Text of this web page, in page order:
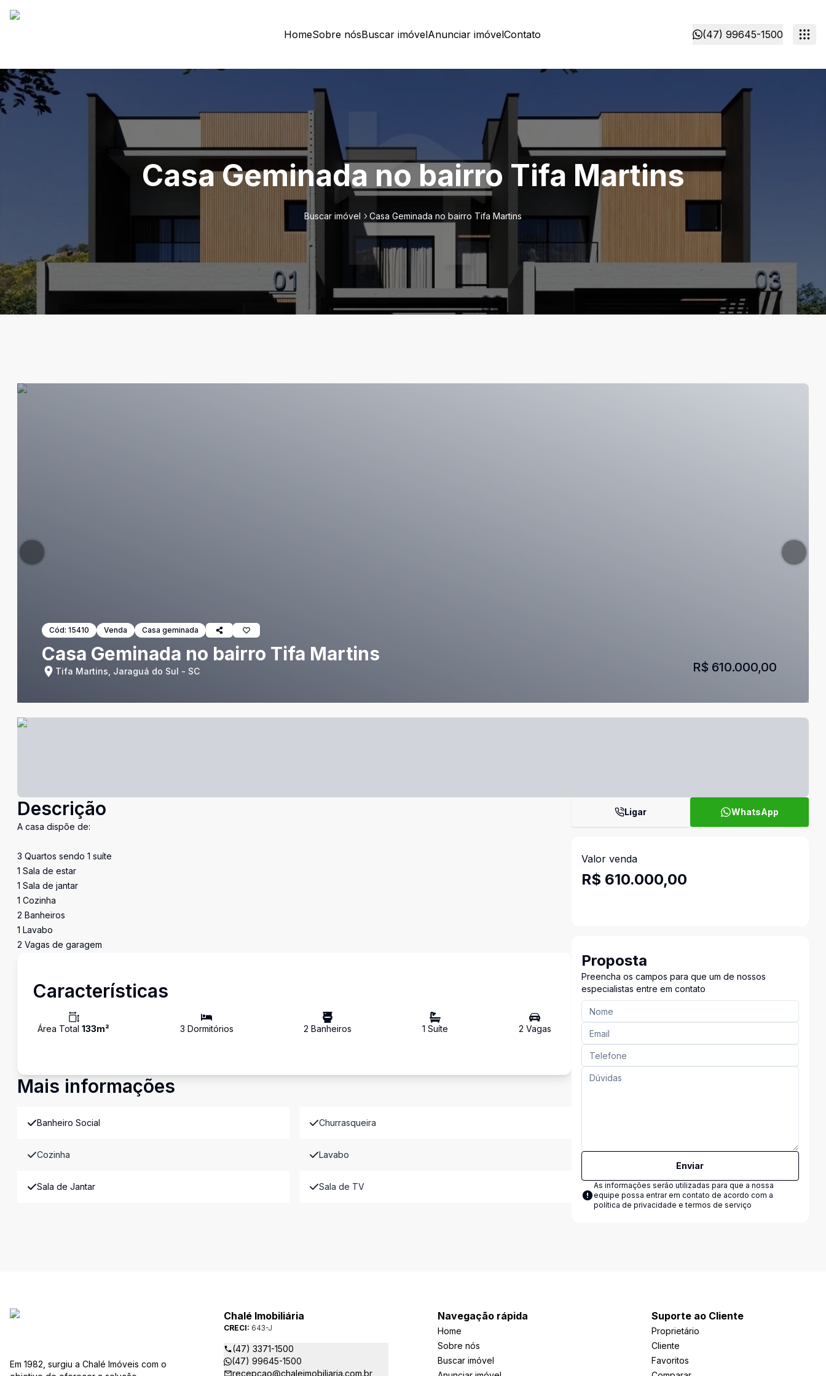
HomeSobre nósBuscar imóvelAnunciar imóvelContato (47) 99645-1500
Casa Geminada no bairro Tifa Martins
Buscar imóvel Casa Geminada no bairro Tifa Martins
Cód: 15410 Venda Casa geminada
Casa Geminada no bairro Tifa Martins
Tifa Martins, Jaraguá do Sul - SC R$ 610.000,00
Descrição
A casa dispõe de:
3 Quartos sendo 1 suíte
1 Sala de estar
1 Sala de jantar
1 Cozinha
2 Banheiros
1 Lavabo
2 Vagas de garagem
Características
Área Total 133m² 3 Dormitórios 2 Banheiros 1 Suíte 2 Vagas
Mais informações
Banheiro Social Churrasqueira
Cozinha Lavabo
Sala de Jantar Sala de TV
Ligar WhatsApp
Valor venda
R$ 610.000,00
Proposta
Preencha os campos para que um de nossos
especialistas entre em contato
Enviar
As informações serão utilizadas para que a nossa
equipe possa entrar em contato de acordo com a
política de privacidade e termos de serviço
Em 1982, surgiu a Chalé Imóveis com o
Chalé Imobiliária
CRECI: 643-J
(47) 3371-1500
(47) 99645-1500
recepcao@chaleimobiliaria.com.br
Navegação rápida
Home
Sobre nós
Buscar imóvel
Suporte ao Cliente
Proprietário
Cliente
Favoritos